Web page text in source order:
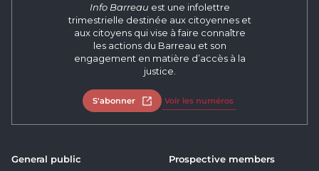
Info Barreau est une infolettre
trimestrielle destinée aux citoyennes et
aux citoyens qui vise à faire connaître
les actions du Barreau et son
engagement en matière d’accès à la
justice.
S'abonner Open in new tab
Voir les numéros
General public
Prospective members